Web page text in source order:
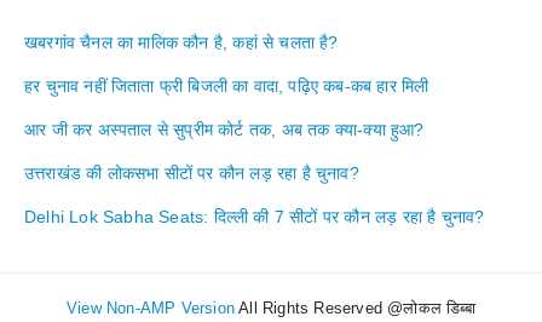
खबरगांव चैनल का मालिक कौन है, कहां से चलता है?
हर चुनाव नहीं जिताता फ्री बिजली का वादा, पढ़िए कब-कब हार मिली
आर जी कर अस्पताल से सुप्रीम कोर्ट तक, अब तक क्या-क्या हुआ?
उत्तराखंड की लोकसभा सीटों पर कौन लड़ रहा है चुनाव?
Delhi Lok Sabha Seats: दिल्ली की 7 सीटों पर कौन लड़ रहा है चुनाव?
View Non-AMP Version All Rights Reserved @लोकल डिब्बा